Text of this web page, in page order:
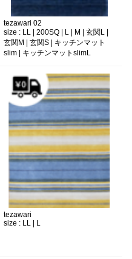
tezawari 02
size : LL | 200SQ | L | M | 玄関L |
玄関M | 玄関S | キッチンマット
slim | キッチンマットslimL
tezawari
size : LL | L